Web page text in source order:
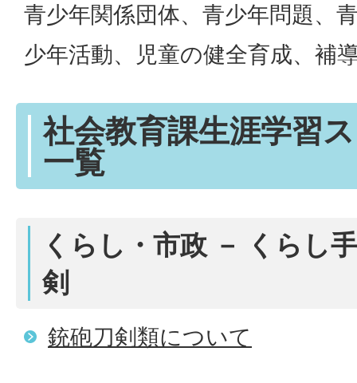
青少年関係団体、青少年問題、
少年活動、児童の健全育成、補
社会教育課生涯学習
一覧
くらし・市政 － くらし
剣
銃砲刀剣類について